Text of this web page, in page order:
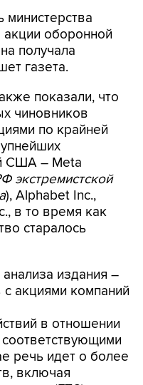
получала
газета.
показали, что
по крайней
США – Meta
экстремистской
), Alphabet Inc.,
в то время как
старалось
издания –
в отношении
речь идет о более
включая
(FTC) и